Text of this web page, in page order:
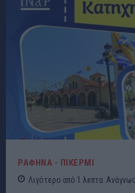
ΡΑΦΗΝΑ - ΠΙΚΕΡΜΙ
Λιγότερο από 1 λεπτα